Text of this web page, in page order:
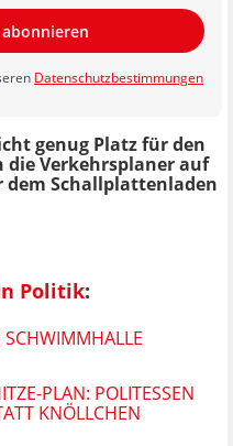
Datenschutzbestimmungen
genug Platz für den
Verkehrsplaner auf
dem Schallplattenladen
Politik:
SCHWIMMHALLE
PLAN: POLITESSEN
KNÖLLCHEN